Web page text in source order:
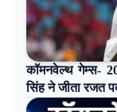
कॉमनवेल्थ गेम्स-
सिंह ने जीता रजत